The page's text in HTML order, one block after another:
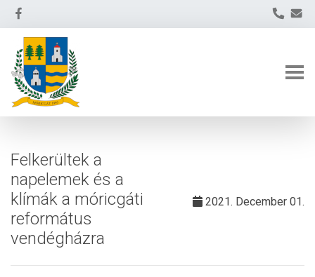
Felkerültek a
napelemek és a
klímák a móricgáti
református
vendégházra
2021. December 01.